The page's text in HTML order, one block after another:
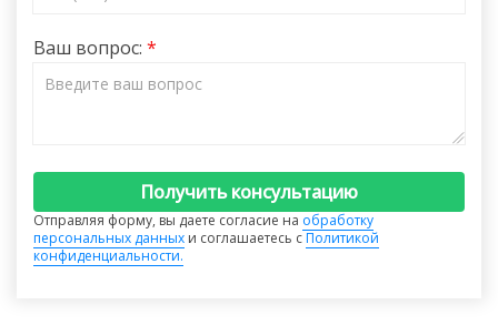
Ваш вопрос:
Получить консультацию
Отправляя форму, вы даете согласие на обработку
персональных данных и соглашаетесь сПолитикой
конфиденциальности.